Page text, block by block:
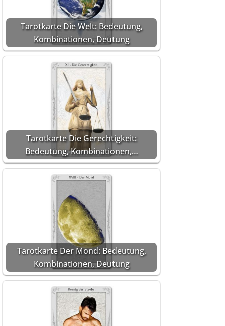
Tarotkarte Die Welt: Bedeutung,
Kombinationen, Deutung
Tarotkarte Die Gerechtigkeit:
Bedeutung, Kombinationen,…
Tarotkarte Der Mond: Bedeutung,
Kombinationen, Deutung